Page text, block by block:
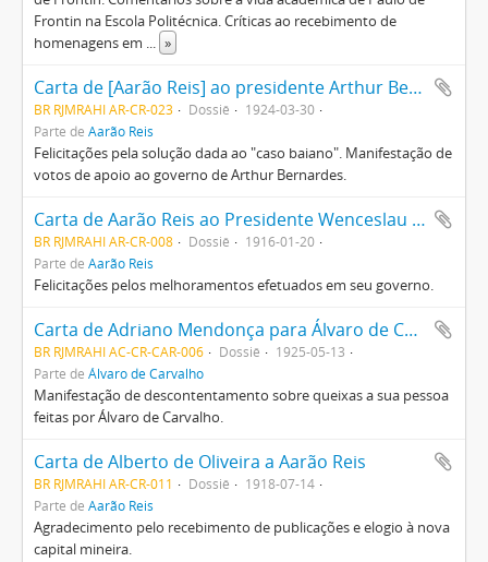
Frontin na Escola Politécnica. Críticas ao recebimento de
homenagens em ... »
Carta de [Aarão Reis] ao presidente Arthur Bernardes
BR RJMRAHI AR-CR-023 Dossiê
1924-03-30
Parte de Aarão Reis
Felicitações pela solução dada ao "caso baiano". Manifestação de
votos de apoio ao governo de Arthur Bernardes.
Carta de Aarão Reis ao Presidente Wenceslau Brás
BR RJMRAHI AR-CR-008 Dossiê
1916-01-20
Parte de Aarão Reis
Felicitações pelos melhoramentos efetuados em seu governo.
Carta de Adriano Mendonça para Álvaro de Carvalho
BR RJMRAHI AC-CR-CAR-006 Dossiê
1925-05-13
Parte de Álvaro de Carvalho
Manifestação de descontentamento sobre queixas a sua pessoa
feitas por Álvaro de Carvalho.
Carta de Alberto de Oliveira a Aarão Reis
BR RJMRAHI AR-CR-011 Dossiê
1918-07-14
Parte de Aarão Reis
Agradecimento pelo recebimento de publicações e elogio à nova
capital mineira.